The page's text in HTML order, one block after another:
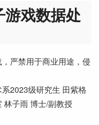
戏数据处
严禁用于商业用途，侵
2023级研究生 田紫格
子雨 博士/副教授